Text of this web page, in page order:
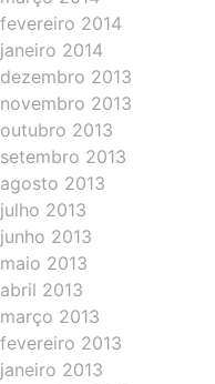
fevereiro 2014
janeiro 2014
dezembro 2013
novembro 2013
outubro 2013
setembro 2013
agosto 2013
julho 2013
junho 2013
maio 2013
abril 2013
março 2013
fevereiro 2013
janeiro 2013